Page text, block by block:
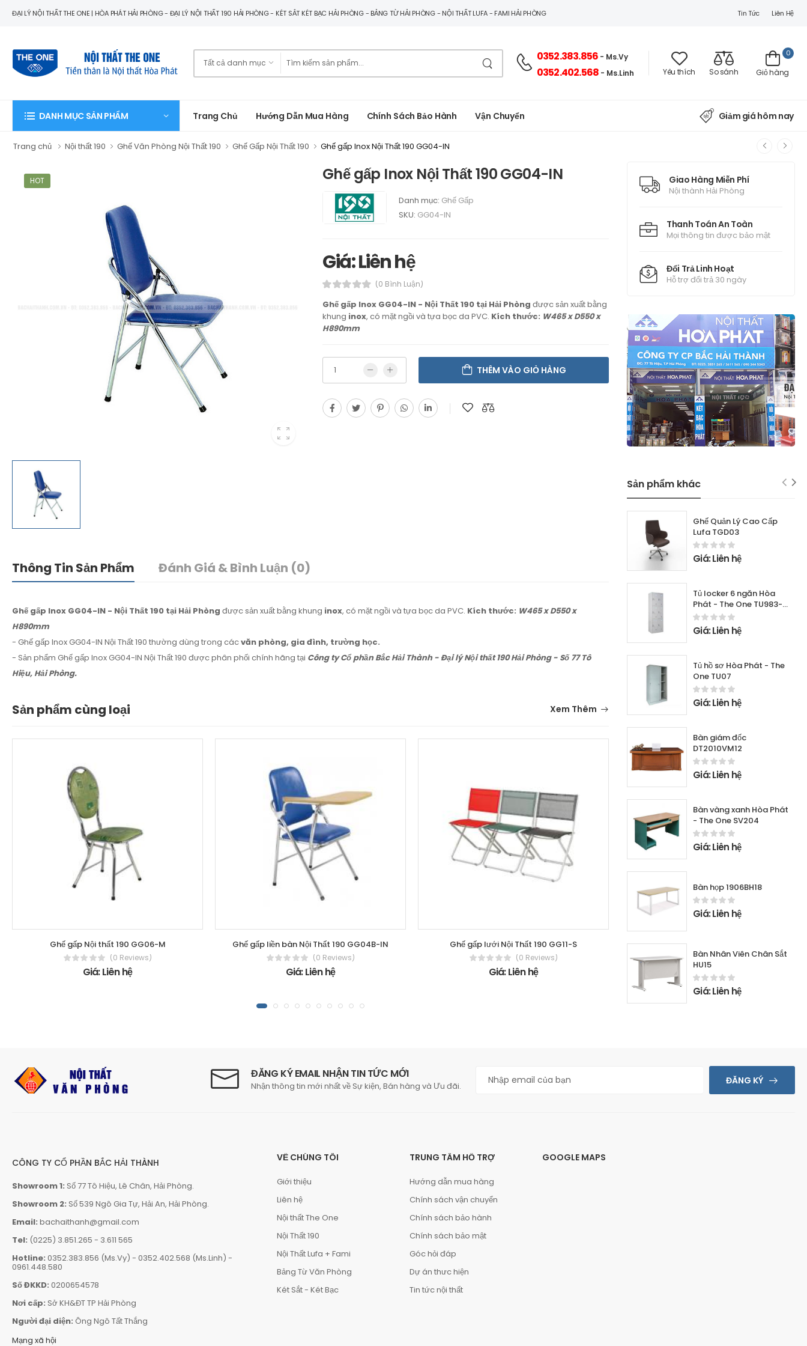
ĐẠI LÝ NỘI THẤT THE ONE | HÒA PHÁT HẢI PHÒNG - ĐẠI LÝ NỘI THẤT 190 HẢI PHÒNG - KÉT SẮT KÉT BẠC HẢI PHÒNG - BẢNG TỪ HẢI PHÒNG - NỘI THẤT LUFA - FAMI HẢI PHÒNG Tin Tức Liên Hệ
0352.383.856 - Ms.Vy
0352.402.568 - Ms.Linh Yêu thích So sánh
0
Giỏ hàng
DANH MỤC SẢN PHẨM Trang Chủ Hướng Dẫn Mua Hàng Chính Sách Bảo Hành Vận Chuyển Giảm giá hôm nay
Trang chủ Nội thất 190 Ghế Văn Phòng Nội Thất 190 Ghế Gấp Nội Thất 190 Ghế gấp Inox Nội Thất 190 GG04-IN
HOT Ghế gấp Inox Nội Thất 190 GG04-IN
Danh mục: Ghế Gấp
SKU: GG04-IN
Giá: Liên hệ
(0 Bình Luận)
Ghế gấp Inox GG04-IN - Nội Thất 190 tại Hải Phòng được sản xuất bằng
khung inox, có mặt ngồi và tựa bọc da PVC. Kích thước: W465 x D550 x
H890mm
THÊM VÀO GIỎ HÀNG
Thông Tin Sản Phẩm Đánh Giá & Bình Luận (0)
Ghế gấp Inox GG04-IN - Nội Thất 190 tại Hải Phòng được sản xuất bằng khung inox, có mặt ngồi và tựa bọc da PVC. Kích thước: W465 x D550 x
H890mm
- Ghế gấp Inox GG04-IN Nội Thất 190 thường dùng trong cácvăn phòng, gia đình, trường học.
- Sản phẩm Ghế gấp Inox GG04-IN Nội Thất 190 được phân phối chính hãng tại Công ty Cổ phần Bắc Hải Thành - Đại lý Nội thất 190 Hải Phòng - Số 77 Tô
Hiệu, Hải Phòng.
Sản phẩm cùng loại Xem Thêm
Ghế gấp Nội thất 190 GG06-M
(0 Reviews)
Giá: Liên hệ
Ghế gấp liền bàn Nội Thất 190 GG04B-IN
(0 Reviews)
Giá: Liên hệ
Ghế gấp lưới Nội Thất 190 GG11-S
(0 Reviews)
Giá: Liên hệ
Ghế gấp Nội Thất 190 GG12-S
(0 Reviews)
Giá: Liên hệ
Giao Hàng Miễn Phí
Nội thành Hải Phòng
Thanh Toán An Toàn
Mọi thông tin được bảo mật
Đổi Trả Linh Hoạt
Hỗ trợ đổi trả 30 ngày
Sản phẩm khác
Ghế Quản Lý Cao Cấp
Lufa TGD03
Giá: Liên hệ
Tủ locker 6 ngăn Hòa
Phát - The One TU983-
2K
Giá: Liên hệ
Tủ hồ sơ Hòa Phát - The
One TU07
Giá: Liên hệ
Bàn giám đốc
DT2010VM12
Giá: Liên hệ
Bàn vàng xanh Hòa Phát
- The One SV204
Giá: Liên hệ
Bàn họp 1906BH18
Giá: Liên hệ
Bàn Nhân Viên Chân Sắt
HU15
Giá: Liên hệ
ĐĂNG KÝ EMAIL NHẬN TIN TỨC MỚI
Nhận thông tin mới nhất về Sự kiện, Bán hàng và Ưu đãi. ĐĂNG KÝ
CÔNG TY CỔ PHẦN BẮC HẢI THÀNH
Showroom 1: Số 77 Tô Hiệu, Lê Chân, Hải Phòng.
Showroom 2: Số 539 Ngô Gia Tự, Hải An, Hải Phòng.
Email: bachaithanh@gmail.com
Tel: (0225) 3.851.265 - 3.611 565
Hotline: 0352.383.856 (Ms.Vy) - 0352.402.568 (Ms.Linh) -
0961.448.580
Số ĐKKD: 0200654578
Nơi cấp: Sở KH&ĐT TP Hải Phòng
Người đại diện: Ông Ngô Tất Thắng
Mạng xã hội
VỀ CHÚNG TÔI
Giới thiệu
Liên hệ
Nội thất The One
Nội Thất 190
Nội Thất Lufa + Fami
Bảng Từ Văn Phòng
Két Sắt - Két Bạc
TRUNG TÂM HỖ TRỢ
Hướng dẫn mua hàng
Chính sách vận chuyển
Chính sách bảo hành
Chính sách bảo mật
Góc hỏi đáp
Dự án thưc hiện
Tin tức nội thất
GOOGLE MAPS